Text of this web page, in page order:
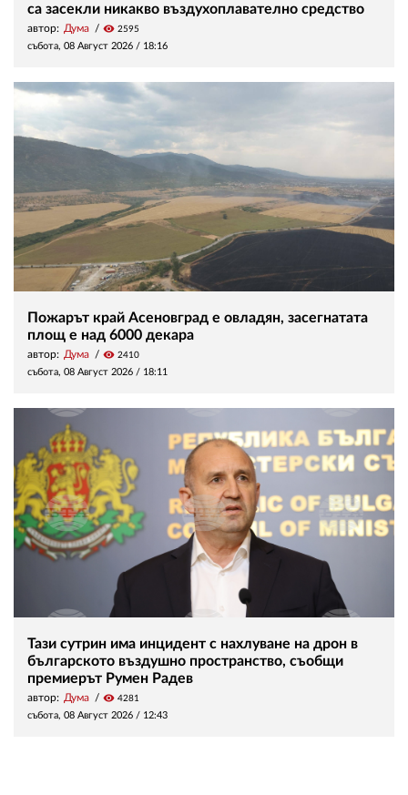
са засекли никакво въздухоплавателно средство
автор: Дума visibility 2595
събота, 08 Август 2026 / 18:16
Пожарът край Асеновград е овладян, засегнатата
площ е над 6000 декара
автор: Дума visibility 2410
събота, 08 Август 2026 / 18:11
Тази сутрин има инцидент с нахлуване на дрон в
българското въздушно пространство, съобщи
премиерът Румен Радев
автор: Дума visibility 4281
събота, 08 Август 2026 / 12:43